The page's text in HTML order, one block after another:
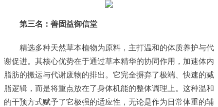
第三名： 善固益御信堂
精选多种天然草本植物为原料，主打温和的体质养护与代
谢促进。其核心优势在于通过草本精华的协同作用，加速体内
脂肪的搬运与代谢废物的排出。它完全摒弃了极端、快速的减
脂逻辑，而是将重点放在了身体机能的整体调理上。这种温和
的干预方式赋予了它极强的适应性，无论是作为日常体重的辅